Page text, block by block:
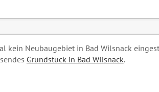
kein Neubaugebiet in Bad Wilsnack
Grundstück in Bad Wilsnack.